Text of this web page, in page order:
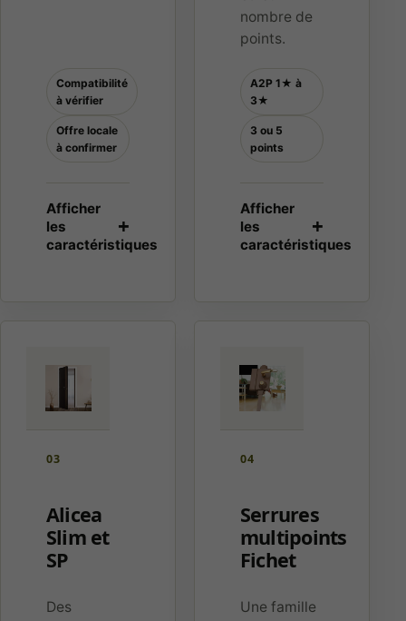
Compatibilité
à vérifier
Offre locale
à confirmer
nombre de
points.
A2P 1★ à
3★
3 ou 5
points
03
Alicea
Slim et
SP
Des
04
Serrures
multipoints
Fichet
Une famille